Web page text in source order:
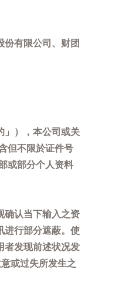
有限公司、财团
」），本公司或关
但不限於证件号
或部分个人资料
确认当下输入之资
进行部分遮蔽。使
者发现前述状况发
或过失所发生之